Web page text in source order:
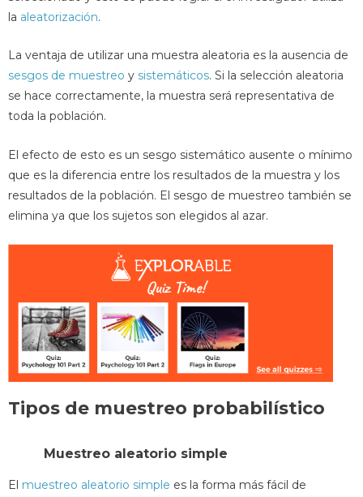
la aleatorización.
La ventaja de utilizar una muestra aleatoria es la ausencia de
sesgos de muestreo y sistemáticos. Si la selección aleatoria
se hace correctamente, la muestra será representativa de
toda la población.
El efecto de esto es un sesgo sistemático ausente o mínimo
que es la diferencia entre los resultados de la muestra y los
resultados de la población. El sesgo de muestreo también se
elimina ya que los sujetos son elegidos al azar.
Tipos de muestreo probabilístico
Muestreo aleatorio simple
El muestreo aleatorio simple es la forma más fácil de